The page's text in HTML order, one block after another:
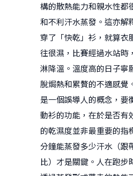
構的散熱能力和親水性都
和不利汗水蒸發。這亦解
穿了「快乾」衫，就算衣
往很濕，比賽經過水站時
淋降溫。溫度高的日子寧
脫焗熱和累贅的不適感覺
是一個誤導人的概念，要
動衫的功能，在於是否有
的乾濕度並非最重要的指
分鐘能蒸發多少汗水（跟
比）才是關鍵。人在跑步